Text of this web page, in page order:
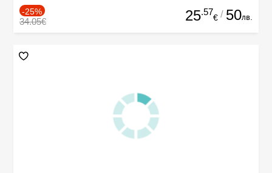
-25%
34.05€ 25.57
€ / 50лв.